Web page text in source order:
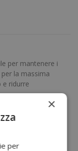
per mantenere i
la massima
ridurre
×
per